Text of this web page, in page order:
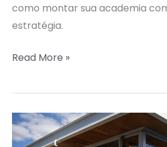
como montar sua academia
estratégia.
Read More »
CASA
DO